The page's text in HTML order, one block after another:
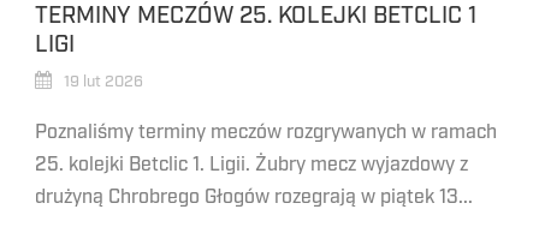
TERMINY MECZÓW 25. KOLEJKI BETCLIC 1
LIGI
19 lut 2026
Poznaliśmy terminy meczów rozgrywanych w ramach
25. kolejki Betclic 1. Ligii. Żubry mecz wyjazdowy z
drużyną Chrobrego Głogów rozegrają w piątek 13...